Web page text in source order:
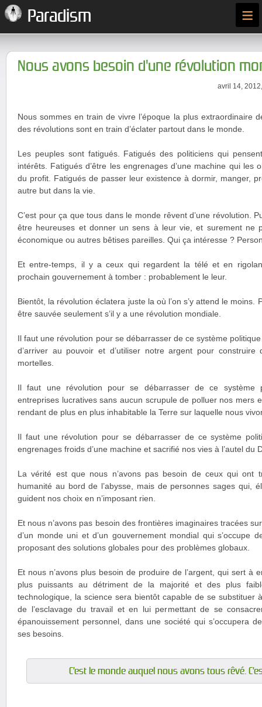
Paradism ≡
Nous avons besoin d'une révolution
avril 14,
Nous sommes en train de vivre l’époque la plus extraordinaire
des révolutions sont en train d’éclater partout dans le monde.
Les peuples sont fatigués. Fatigués des politiciens qui
intérêts. Fatigués d’être les engrenages d’une machine qui les
du profit. Fatigués de passer leur existence à dormir, manger,
autre but dans la vie.
C’est pour ça que tous dans le monde rêvent d’une révolution.
être heureuses et donner un sens à leur vie, et surement ne
économique ou autres bêtises pareilles. Qui ça intéresse ?
Et entre-temps, il y a ceux qui regardent la télé et en
prochain gouvernement à tomber : probablement le leur.
Bientôt, la révolution éclatera juste la où l’on s’y attend le moins.
être sauvée seulement s’il y a une révolution mondiale.
Il faut une révolution pour se débarrasser de ce système
d’arriver au pouvoir et d’utiliser notre argent pour
mortelles.
Il faut une révolution pour se débarrasser de ce système
entreprises lucratives sans aucun scrupule de polluer nos mers
rendant de plus en plus inhabitable la Terre sur laquelle nous
Il faut une révolution pour se débarrasser de ce système
engrenages froids d’une machine et sacrifié nos vies à l’autel du
La vérité est que nous n’avons pas besoin de ceux qui ont
humanité au bord de l’abysse, mais de personnes sages qui,
guident nos choix en n’imposant rien.
Et nous n’avons pas besoin des frontières imaginaires tracées
d’un monde uni et d’un gouvernement mondial qui s’occupe
proposant des solutions globales pour des problèmes globaux.
Et nous n’avons plus besoin de produire de l’argent, qui sert à
plus puissants au détriment de la majorité et des plus
technologique, la science sera bientôt capable de se substituer
de l’esclavage du travail et en lui permettant de se
épanouissement personnel, dans une société qui s’occupera
ses besoins.
C’est le monde auquel nous avons tous rêvé.